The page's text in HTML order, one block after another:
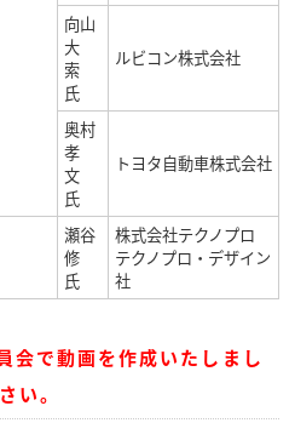
向山
大
索
氏
ルビコン株式会社
奥村
孝
文
氏
トヨタ自動車株式会社
瀬谷
修
氏
株式会社テクノプロ
テクノプロ・デザイン
社
会で動画を作成いたしまし
い。